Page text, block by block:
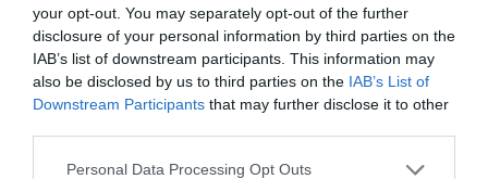
your opt-out. You may separately opt-out of the further
disclosure of your personal information by third parties on the
IAB’s list of downstream participants. This information may
also be disclosed by us to third parties on the IAB’s List of
Downstream Participants that may further disclose it to other
Please note that this website/app uses one or more Google
Personal Data Processing Opt Outs
05.08.2026 | 22:02
Αδειάζουν το Κραματόρσκ οι Ουκρανοί:
Έκτακτη εκκένωση στην πόλη μετά την
αιφνιδιαστική προώθηση των Ρώσων (βίντεο)